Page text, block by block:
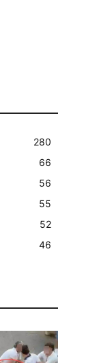
280
66
56
55
52
46